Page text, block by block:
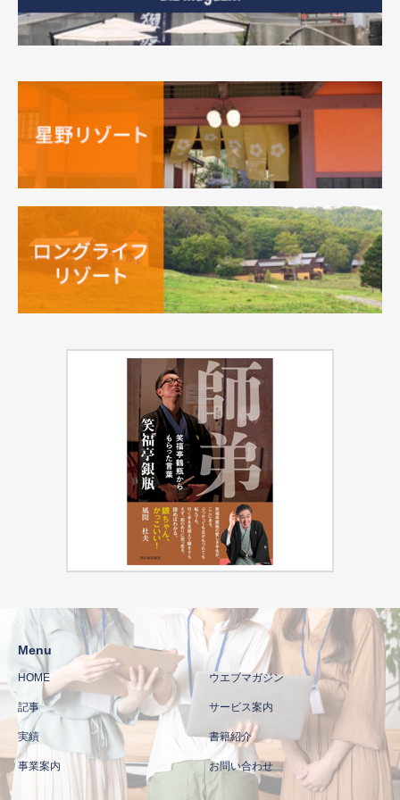
Menu
HOME ウエブマガジン
記事 サービス案内
実績 書籍紹介
事業案内 お問い合わせ